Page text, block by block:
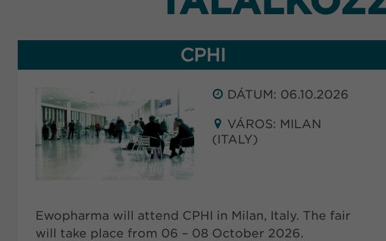
CPHI
DÁTUM: 06.10.2026
VÁROS: MILAN
(ITALY)
Ewopharma will attend CPHI in Milan, Italy. The fair
will take place from 06 – 08 October 2026.